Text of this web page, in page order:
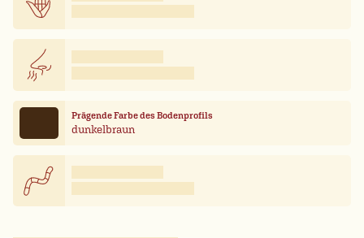
Prägende Farbe des Bodenprofils
dunkelbraun